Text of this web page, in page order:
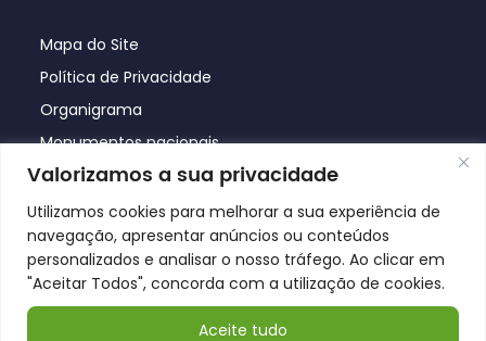
Valorizamos a sua privacidade
Utilizamos cookies para melhorar a sua experiência de
navegação, apresentar anúncios ou conteúdos
personalizados e analisar o nosso tráfego. Ao clicar em
"Aceitar Todos", concorda com a utilização de cookies.
Aceite tudo
Mapa do Site
Política de Privacidade
Organigrama
Monumentos nacionais